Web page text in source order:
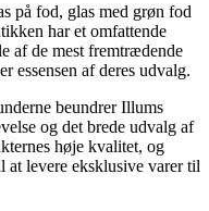
på fod, glas med grøn fod
har et omfattende
af de mest fremtrædende
essensen af ​​deres udvalg.
beundrer Illums
og det brede udvalg af
høje kvalitet, og
at levere eksklusive varer til